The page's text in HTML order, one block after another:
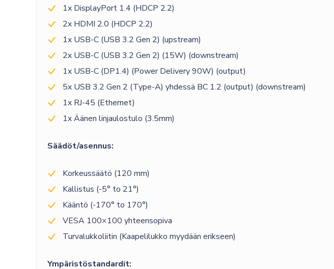
1x DisplayPort 1.4 (HDCP 2.2)
2x HDMI 2.0 (HDCP 2.2)
1x USB-C (USB 3.2 Gen 2) (upstream)
2x USB-C (USB 3.2 Gen 2) (15W) (downstream)
1x USB-C (DP1.4) (Power Delivery 90W) (output)
5x USB 3.2 Gen 2 (Type-A) yhdessä BC 1.2 (output) (downstream)
1x RJ-45 (Ethernet)
1x Äänen linjaulostulo (3.5mm)
Säädöt/asennus:
Korkeussäätö (120 mm)
Kallistus (-5° to 21°)
Kääntö (-170° to 170°)
VESA 100×100 yhteensopiva
Turvalukkoliitin (Kaapelilukko myydään erikseen)
Ympäristöstandardit: